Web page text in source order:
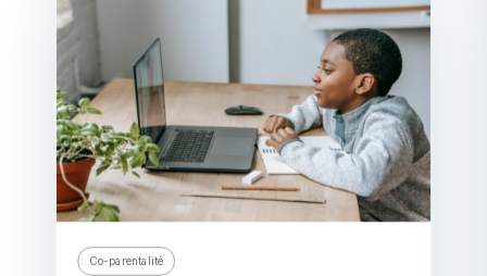
Co-parentalité